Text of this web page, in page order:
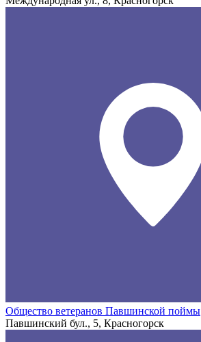
Общество ветеранов Павшинской поймы
Павшинский бул., 5, Красногорск